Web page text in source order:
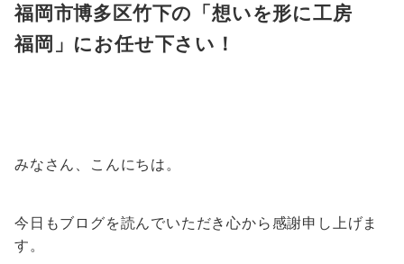
福岡市博多区竹下の「想いを形に工房
福岡 」にお任せ下さい！
みなさん、こんにちは。
今日もブログを読んでいただき心から感謝申し上げま
す。